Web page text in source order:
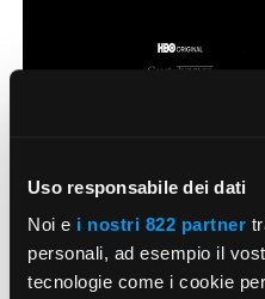
Uso responsabile dei dati
Noi e i nostri 822 partner
personali, ad esempio il
tecnologie come i cookie